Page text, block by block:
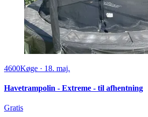
4600Køge · 18. maj.
Havetrampolin - Extreme - til afhentning
Gratis